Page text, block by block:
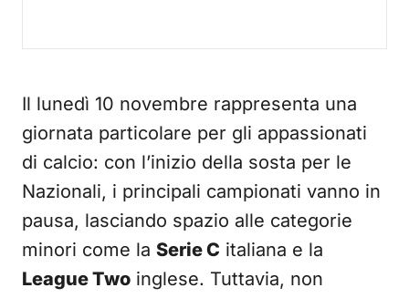
Il lunedì 10 novembre rappresenta una
giornata particolare per gli appassionati
di calcio: con l’inizio della sosta per le
Nazionali, i principali campionati vanno in
pausa, lasciando spazio alle categorie
minori come la Serie C italiana e la
League Two inglese. Tuttavia, non